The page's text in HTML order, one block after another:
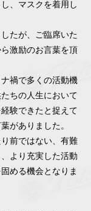
、マスクを着用し
たが、ご臨席いた
激励のお言葉を頂
禍で多くの活動機
ちの人生において
験できたと捉えて
がありました。
前ではない、有難
より充実した活動
める機会となりま